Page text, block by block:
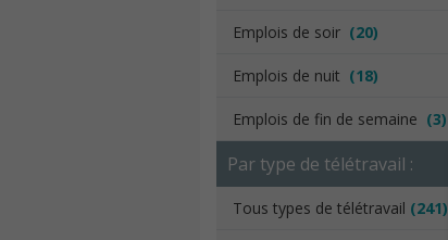
Emplois de soir (20)
Emplois de nuit (18)
Emplois de fin de semaine (3)
Par type de télétravail :
Tous types de télétravail (241)